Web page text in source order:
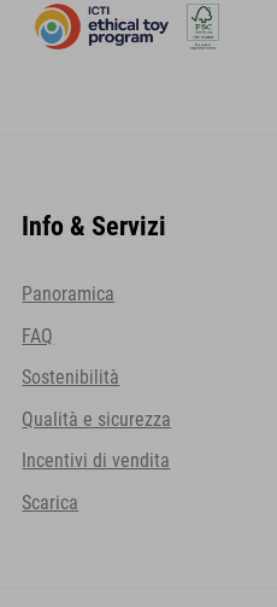
Info & Servizi
Panoramica
FAQ
Sostenibilità
Qualità e sicurezza
Incentivi di vendita
Scarica